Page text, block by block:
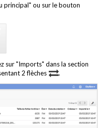
principal" ou sur le bouton
sur "Imports" dans la section
2 flèches
.